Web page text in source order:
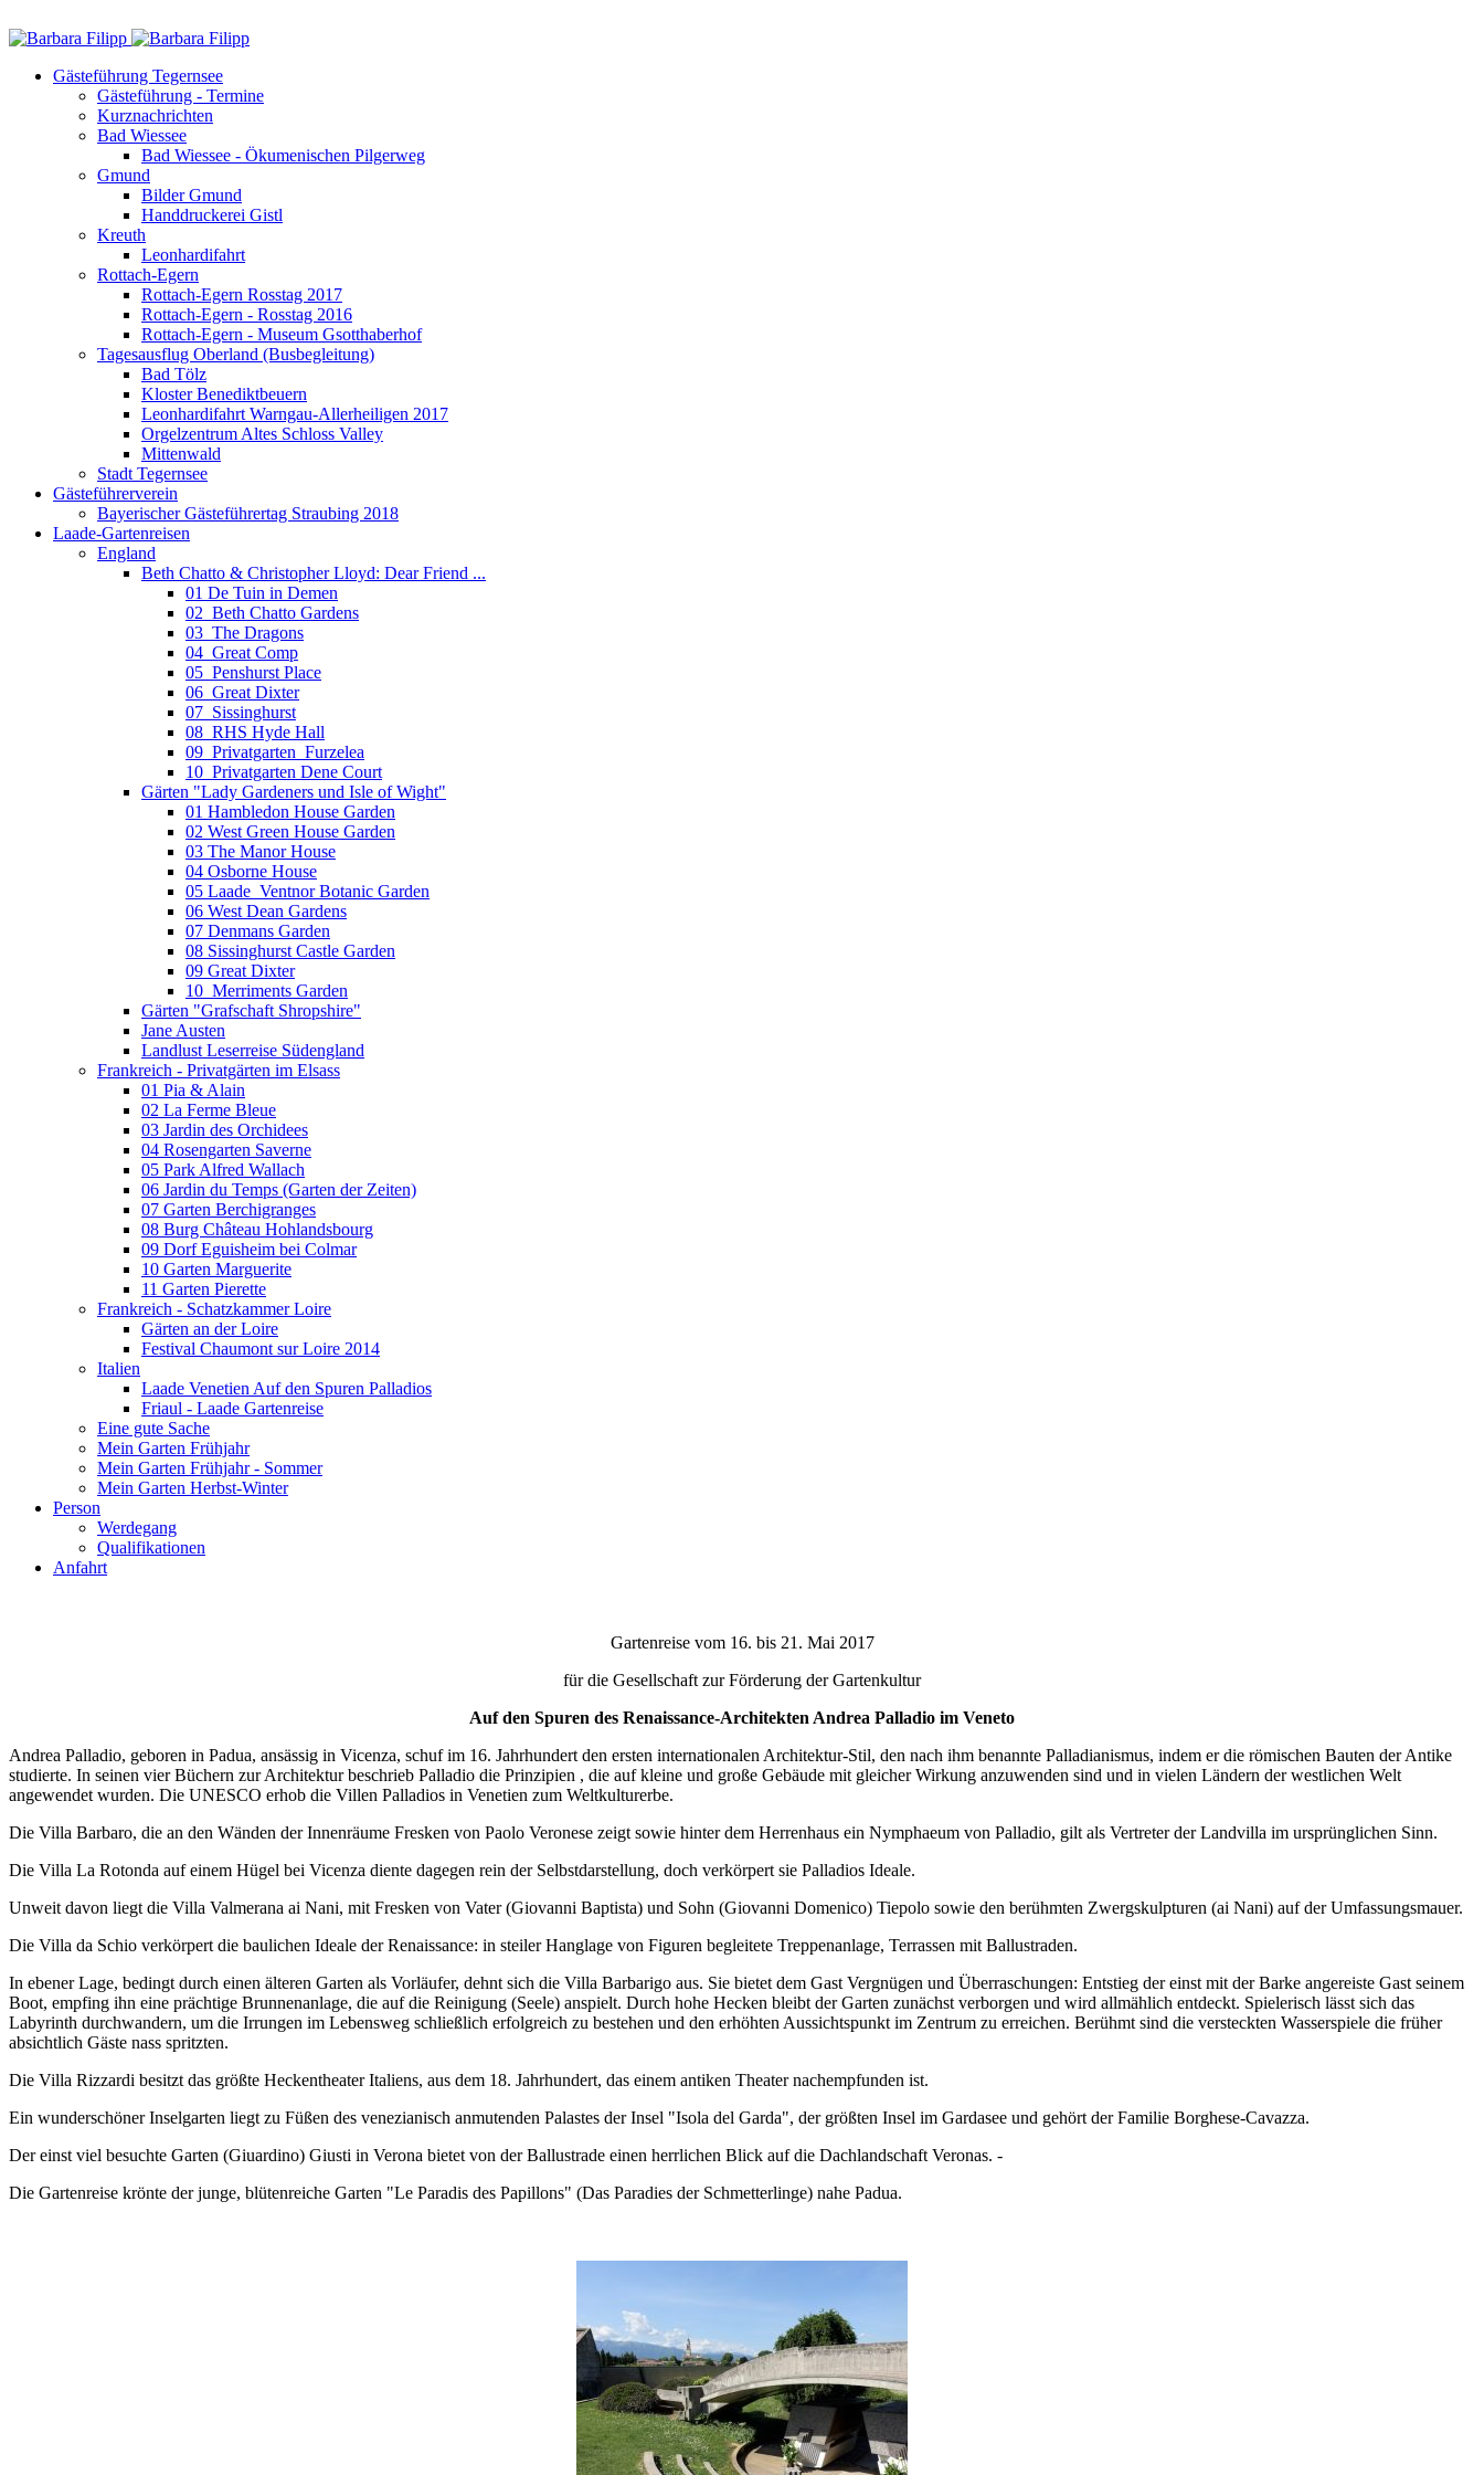
Gästeführung Tegernsee
Gästeführung - Termine
Kurznachrichten
Bad Wiessee
Bad Wiessee - Ökumenischen Pilgerweg
Gmund
Bilder Gmund
Handdruckerei Gistl
Kreuth
Leonhardifahrt
Rottach-Egern
Rottach-Egern Rosstag 2017
Rottach-Egern - Rosstag 2016
Rottach-Egern - Museum Gsotthaberhof
Tagesausflug Oberland (Busbegleitung)
Bad Tölz
Kloster Benediktbeuern
Leonhardifahrt Warngau-Allerheiligen 2017
Orgelzentrum Altes Schloss Valley
Mittenwald
Stadt Tegernsee
Gästeführerverein
Bayerischer Gästeführertag Straubing 2018
Laade-Gartenreisen
England
Beth Chatto & Christopher Lloyd: Dear Friend ...
01 De Tuin in Demen
02_Beth Chatto Gardens
03_The Dragons
04_Great Comp
05_Penshurst Place
06_Great Dixter
07_Sissinghurst
08_RHS Hyde Hall
09_Privatgarten_Furzelea
10_Privatgarten Dene Court
Gärten "Lady Gardeners und Isle of Wight"
01 Hambledon House Garden
02 West Green House Garden
03 The Manor House
04 Osborne House
05 Laade_Ventnor Botanic Garden
06 West Dean Gardens
07 Denmans Garden
08 Sissinghurst Castle Garden
09 Great Dixter
10_Merriments Garden
Gärten "Grafschaft Shropshire"
Jane Austen
Landlust Leserreise Südengland
Frankreich - Privatgärten im Elsass
01 Pia & Alain
02 La Ferme Bleue
03 Jardin des Orchidees
04 Rosengarten Saverne
05 Park Alfred Wallach
06 Jardin du Temps (Garten der Zeiten)
07 Garten Berchigranges
08 Burg Château Hohlandsbourg
09 Dorf Eguisheim bei Colmar
10 Garten Marguerite
11 Garten Pierette
Frankreich - Schatzkammer Loire
Gärten an der Loire
Festival Chaumont sur Loire 2014
Italien
Laade Venetien Auf den Spuren Palladios
Friaul - Laade Gartenreise
Eine gute Sache
Mein Garten Frühjahr
Mein Garten Frühjahr - Sommer
Mein Garten Herbst-Winter
Person
Werdegang
Qualifikationen
Anfahrt
Gartenreise vom 16. bis 21. Mai 2017
für die Gesellschaft zur Förderung der Gartenkultur
Auf den Spuren des Renaissance-Architekten Andrea Palladio im Veneto
Andrea Palladio, geboren in Padua, ansässig in Vicenza, schuf im 16. Jahrhundert den ersten internationalen Architektur-Stil, den nach ihm benannte Palladianismus, indem er die römischen Bauten der Antike
studierte. In seinen vier Büchern zur Architektur beschrieb Palladio die Prinzipien , die auf kleine und große Gebäude mit gleicher Wirkung anzuwenden sind und in vielen Ländern der westlichen Welt
angewendet wurden. Die UNESCO erhob die Villen Palladios in Venetien zum Weltkulturerbe.
Die Villa Barbaro, die an den Wänden der Innenräume Fresken von Paolo Veronese zeigt sowie hinter dem Herrenhaus ein Nymphaeum von Palladio, gilt als Vertreter der Landvilla im ursprünglichen Sinn.
Die Villa La Rotonda auf einem Hügel bei Vicenza diente dagegen rein der Selbstdarstellung, doch verkörpert sie Palladios Ideale.
Unweit davon liegt die Villa Valmerana ai Nani, mit Fresken von Vater (Giovanni Baptista) und Sohn (Giovanni Domenico) Tiepolo sowie den berühmten Zwergskulpturen (ai Nani) auf der Umfassungsmauer.
Die Villa da Schio verkörpert die baulichen Ideale der Renaissance: in steiler Hanglage von Figuren begleitete Treppenanlage, Terrassen mit Ballustraden.
In ebener Lage, bedingt durch einen älteren Garten als Vorläufer, dehnt sich die Villa Barbarigo aus. Sie bietet dem Gast Vergnügen und Überraschungen: Entstieg der einst mit der Barke angereiste Gast seinem
Boot, empfing ihn eine prächtige Brunnenanlage, die auf die Reinigung (Seele) anspielt. Durch hohe Hecken bleibt der Garten zunächst verborgen und wird allmählich entdeckt. Spielerisch lässt sich das
Labyrinth durchwandern, um die Irrungen im Lebensweg schließlich erfolgreich zu bestehen und den erhöhten Aussichtspunkt im Zentrum zu erreichen. Berühmt sind die versteckten Wasserspiele die früher
absichtlich Gäste nass spritzten.
Die Villa Rizzardi besitzt das größte Heckentheater Italiens, aus dem 18. Jahrhundert, das einem antiken Theater nachempfunden ist.
Ein wunderschöner Inselgarten liegt zu Füßen des venezianisch anmutenden Palastes der Insel "Isola del Garda", der größten Insel im Gardasee und gehört der Familie Borghese-Cavazza.
Der einst viel besuchte Garten (Giuardino) Giusti in Verona bietet von der Ballustrade einen herrlichen Blick auf die Dachlandschaft Veronas. -
Die Gartenreise krönte der junge, blütenreiche Garten "Le Paradis des Papillons" (Das Paradies der Schmetterlinge) nahe Padua.